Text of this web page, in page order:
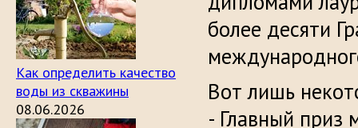
Как определить качество
воды из скважины
08.06.2026
более десяти
Вот лишь
- Главный приз